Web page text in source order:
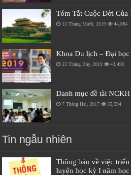
Tóm Tắt Cuộc Đời Của
13 Tháng Mười, 2019 44,084
Khoa Du lịch – Đại học
23 Tháng Bảy, 2019 43,499
Danh mục đề tài
7 Tháng Hai, 2017 35,594
Tin ngẫu nhiên
Thông báo về việc
luyện học kỳ I năm